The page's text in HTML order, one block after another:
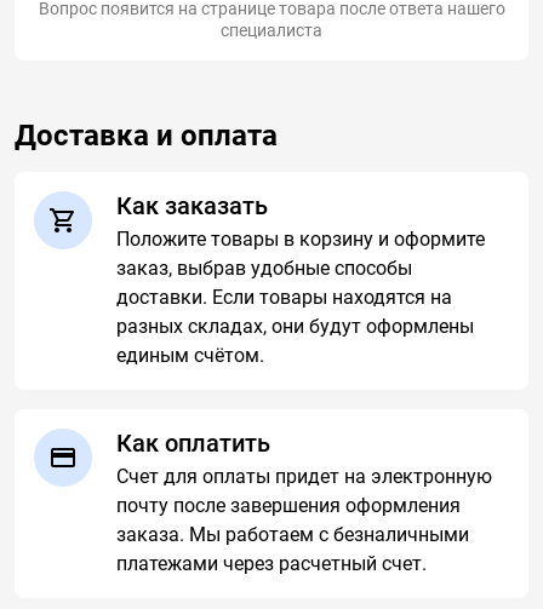
Вопрос появится на странице товара после ответа нашего
специалиста
Доставка и оплата
Как заказать
Положите товары в корзину и оформите
заказ, выбрав удобные способы
доставки. Если товары находятся на
разных складах, они будут оформлены
единым счётом.
Как оплатить
Счет для оплаты придет на электронную
почту после завершения оформления
заказа. Мы работаем с безналичными
платежами через расчетный счет.